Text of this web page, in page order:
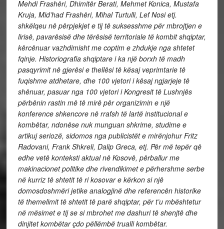
Mehdi Frashëri, Dhimitër Berati, Mehmet Konica, Mustafa
Kruja, Mid’had Frashëri, Mihal Turtulli, Lef Nosi etj.
shkëlqeu në përpjekjet e tij të suksesshme për mbrojtjen e
lirisë, pavarësisë dhe tërësisë territoriale të kombit shqiptar,
kërcënuar vazhdimisht me coptim e zhdukje nga shtetet
fqinje. Historiografia shqiptare i ka një borxh të madh
pasqyrimit në gjerësi e thellësi të kësaj veprimtarie të
fuqishme atdhetare, dhe 100 vjetori i kësaj ngjarjeje të
shënuar, pasuar nga 100 vjetori i Kongresit të Lushnjës
përbënin rastin më të mirë për organizimin e një
konference shkencore në rrafsh të lartë institucional e
kombëtar, ndonëse nuk munguan shkrime, studime e
artikuj seriozë, sidomos nga publicistët e mirënjohur Fritz
Radovani, Frank Shkreli, Dalip Greca, etj. Për më tepër që
edhe vetë konteksti aktual në Kosovë, përballur me
makinacionet politike dhe rivendikimet e përhershme serbe
në kurriz të shtetit të ri kosovar e kërkon si një
domosdoshmëri jetike analogjinë dhe referencën historike
të themelimit të shtetit të parë shqiptar, për t’u mbështetur
në mësimet e tij se si mbrohet me dashuri të shenjtë dhe
dinjitet kombëtar çdo pëllëmbë trualli kombëtar.